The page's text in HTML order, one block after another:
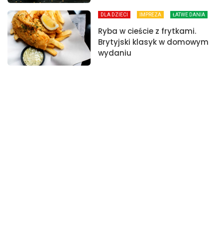
DLA DZIECI IMPREZA ŁATWE DANIA
Ryba w cieście z frytkami.
Brytyjski klasyk w domowym
wydaniu